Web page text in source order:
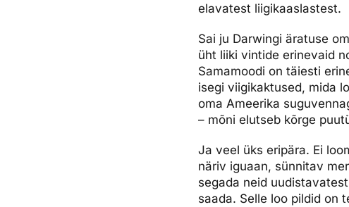
elavatest liigikaaslastest.
Sai ju Darwingi äratuse
üht liiki vintide erinevaid
Samamoodi on täiesti
isegi viigikaktused, mida
oma Ameerika
– mõni elutseb kõrge
Ja veel üks eripära. Ei
näriv iguaan, sünnitav
segada neid
saada. Selle loo pildid on